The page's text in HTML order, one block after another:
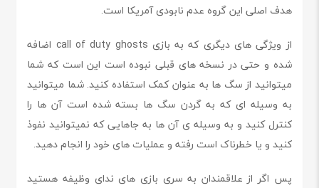
هدف اصلی این گروه عدم نابودی آمریکا است.
از ویژگی های دیگری که به بازی call of duty ghosts اضافه
شده و حتی در نسخه های قبلی نبوده است این است که شما
میتوانید از سگ ها به عنوان کمک استفاده کنید. شما میتوانید
به وسیله ای که به گردن سگ ها بسته شده است آن ها را
کنترل کنید و به وسیله ی آن ها به جاهایی که نمیتوانید نفوذ
کنید و یا خطرناک است رفته و عملیات های خود را انجام دهید.
پس اگر از علاقمندان به سری بازی های ندای وظیفه هستید